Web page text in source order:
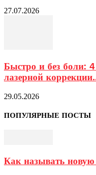
27.07.2026
Быстро и без боли:
лазерной
29.05.2026
ПОПУЛЯРНЫЕ ПОСТЫ
Как называть